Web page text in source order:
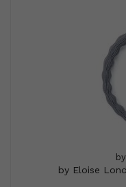
by Eloise